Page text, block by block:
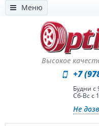
Меню
Высокое
+7
Будни с
Сб-Вс с
Не